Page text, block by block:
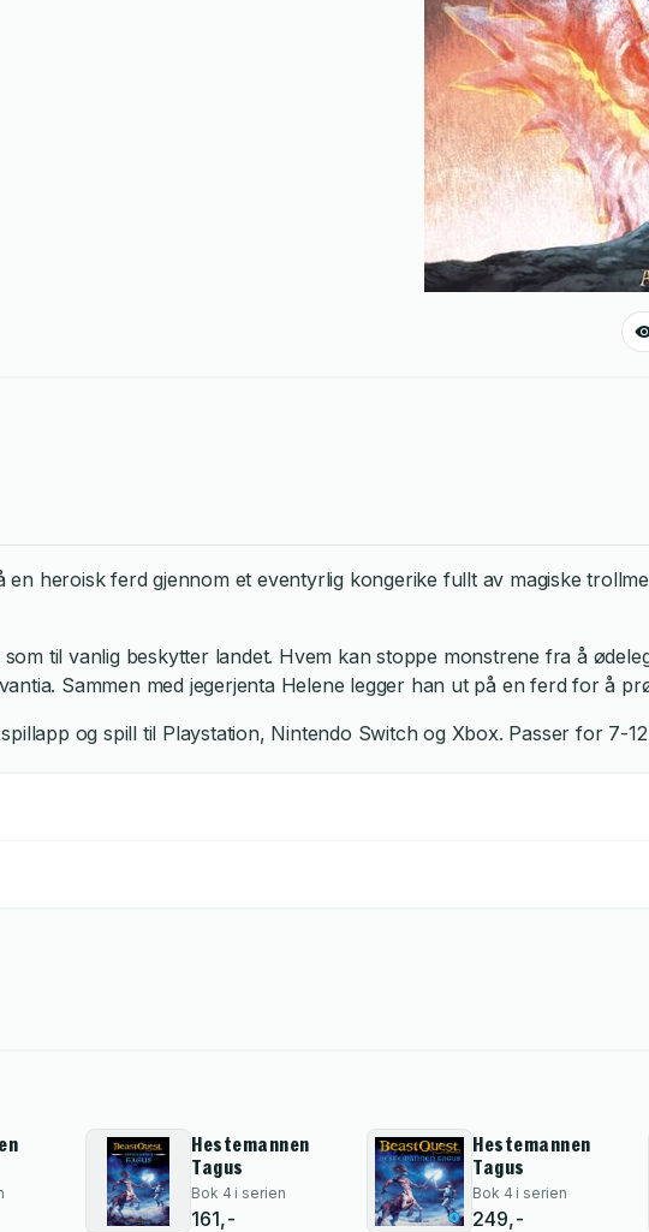
en heroisk ferd gjennom et eventyrlig kongerike fullt av magiske
til vanlig beskytter landet. Hvem kan stoppe monstrene fra å
Sammen med jegerjenta Helene legger han ut på en ferd for å
og spill til Playstation, Nintendo Switch og Xbox. Passer for 7-
Hestemannen
Tagus
Bok 4 i serien
161,-
Hestemannen
Tagus
Bok 4 i serien
249,-